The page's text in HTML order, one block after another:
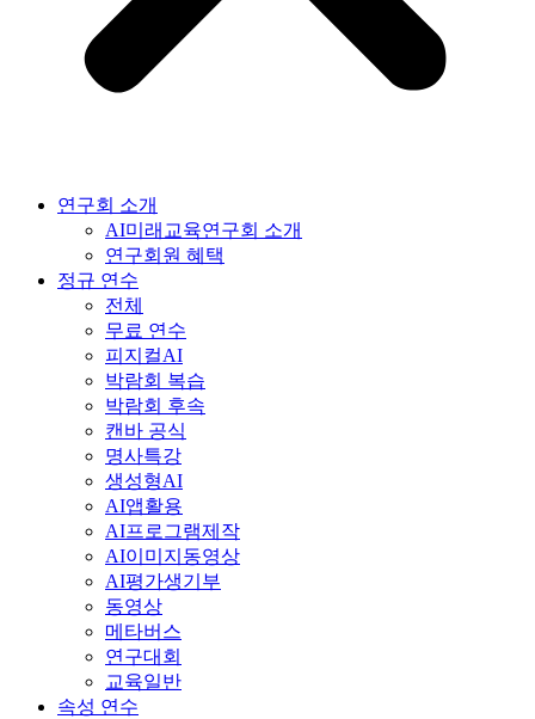
연구회 소개
AI미래교육연구회 소개
연구회원 혜택
정규 연수
전체
무료 연수
피지컬AI
박람회 복습
박람회 후속
캔바 공식
명사특강
생성형AI
AI앱활용
AI프로그램제작
AI이미지동영상
AI평가생기부
동영상
메타버스
연구대회
교육일반
속성 연수